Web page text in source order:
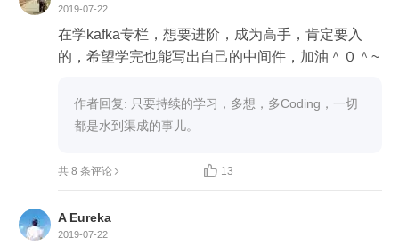
2019-07-22
在学kafka专栏，想要进阶，成为高手，肯定要入
的，希望学完也能写出自己的中间件，加油＾０＾~
作者回复: 只要持续的学习，多想，多Coding，一切
都是水到渠成的事儿。
共 8 条评论  13
A Eureka
2019-07-22